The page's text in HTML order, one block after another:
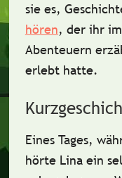
sie es,
hören, der ihr
Abenteuern
erlebt hatte.
Eines Tages,
hörte Lina ein